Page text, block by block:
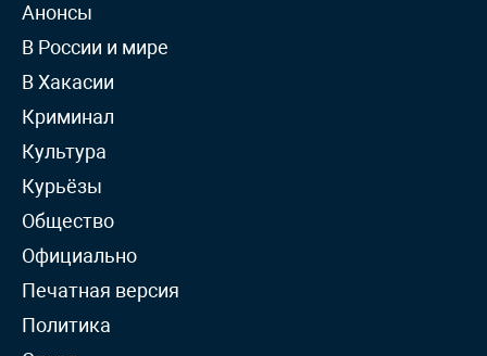
Анонсы
В России и мире
В Хакасии
Криминал
Культура
Курьёзы
Общество
Официально
Печатная версия
Политика